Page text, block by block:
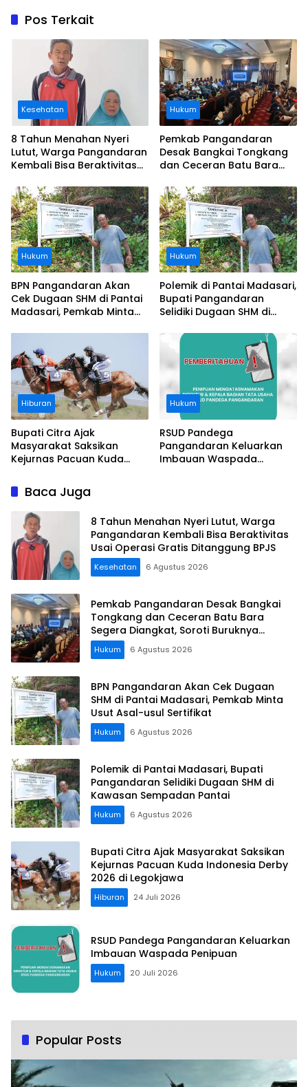
Pos Terkait
Kesehatan
8 Tahun Menahan Nyeri
Lutut, Warga Pangandaran
Kembali Bisa Beraktivitas
Ditanggung BPJS
Hukum
Pemkab Pangandaran
Desak Bangkai Tongkang
dan Ceceran Batu Bara
Buruknya Koordinasi
Perusahaan
Hukum
BPN Pangandaran Akan
Cek Dugaan SHM di Pantai
Madasari, Pemkab Minta
Hukum
Polemik di Pantai Madasari,
Bupati Pangandaran
Selidiki Dugaan SHM di
Pantai
Hiburan
Bupati Citra Ajak
Masyarakat Saksikan
Kejurnas Pacuan Kuda
Legokjawa
Hukum
RSUD Pandega
Pangandaran Keluarkan
Imbauan Waspada
Baca Juga
8 Tahun Menahan Nyeri Lutut, Warga
Pangandaran Kembali Bisa Beraktivitas
Usai Operasi Gratis Ditanggung BPJS
Kesehatan 6 Agustus 2026
Pemkab Pangandaran Desak Bangkai
Tongkang dan Ceceran Batu Bara
Segera Diangkat, Soroti Buruknya
Koordinasi Perusahaan
Hukum 6 Agustus 2026
BPN Pangandaran Akan Cek Dugaan
SHM di Pantai Madasari, Pemkab Minta
Usut Asal-usul Sertifikat
Hukum 6 Agustus 2026
Polemik di Pantai Madasari, Bupati
Pangandaran Selidiki Dugaan SHM di
Kawasan Sempadan Pantai
Hukum 6 Agustus 2026
Bupati Citra Ajak Masyarakat Saksikan
Kejurnas Pacuan Kuda Indonesia Derby
2026 di Legokjawa
Hiburan 24 Juli 2026
RSUD Pandega Pangandaran Keluarkan
Imbauan Waspada Penipuan
Hukum 20 Juli 2026
Popular Posts